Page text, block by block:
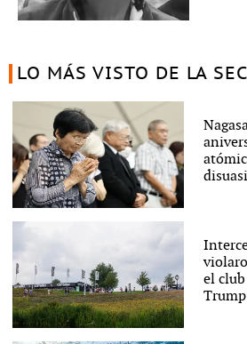
LO MÁS VISTO DE LA
el
Trump